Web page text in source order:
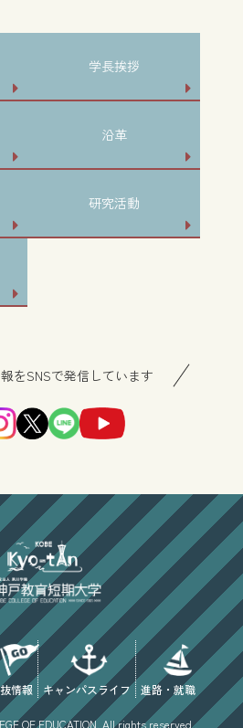
学長挨拶
沿革
研究活動
をSNSで発信しています
情報 キャンパスライフ 進路・就職
OF EDUCATION. All rights reserved .